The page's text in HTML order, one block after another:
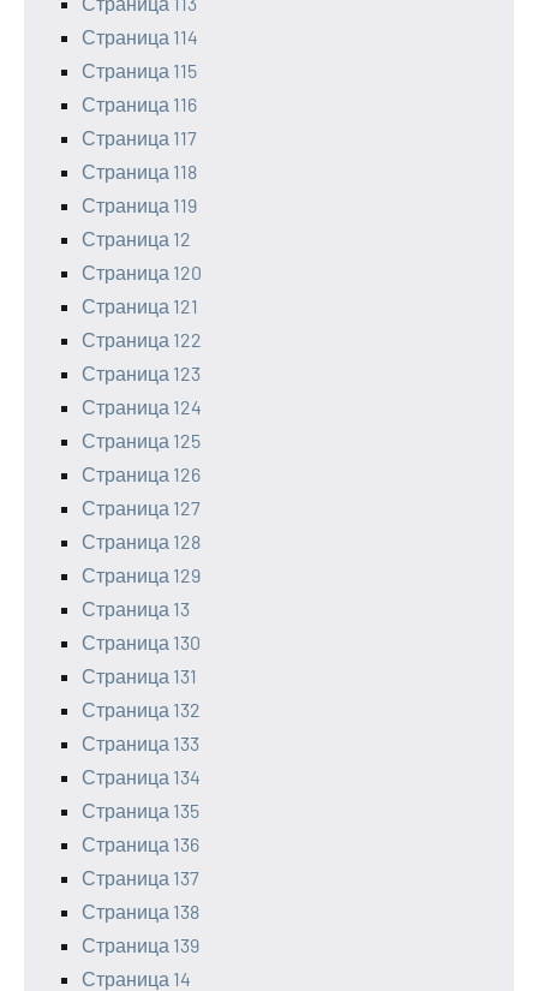
Страница 114
Страница 115
Страница 116
Страница 117
Страница 118
Страница 119
Страница 12
Страница 120
Страница 121
Страница 122
Страница 123
Страница 124
Страница 125
Страница 126
Страница 127
Страница 128
Страница 129
Страница 13
Страница 130
Страница 131
Страница 132
Страница 133
Страница 134
Страница 135
Страница 136
Страница 137
Страница 138
Страница 139
Страница 14